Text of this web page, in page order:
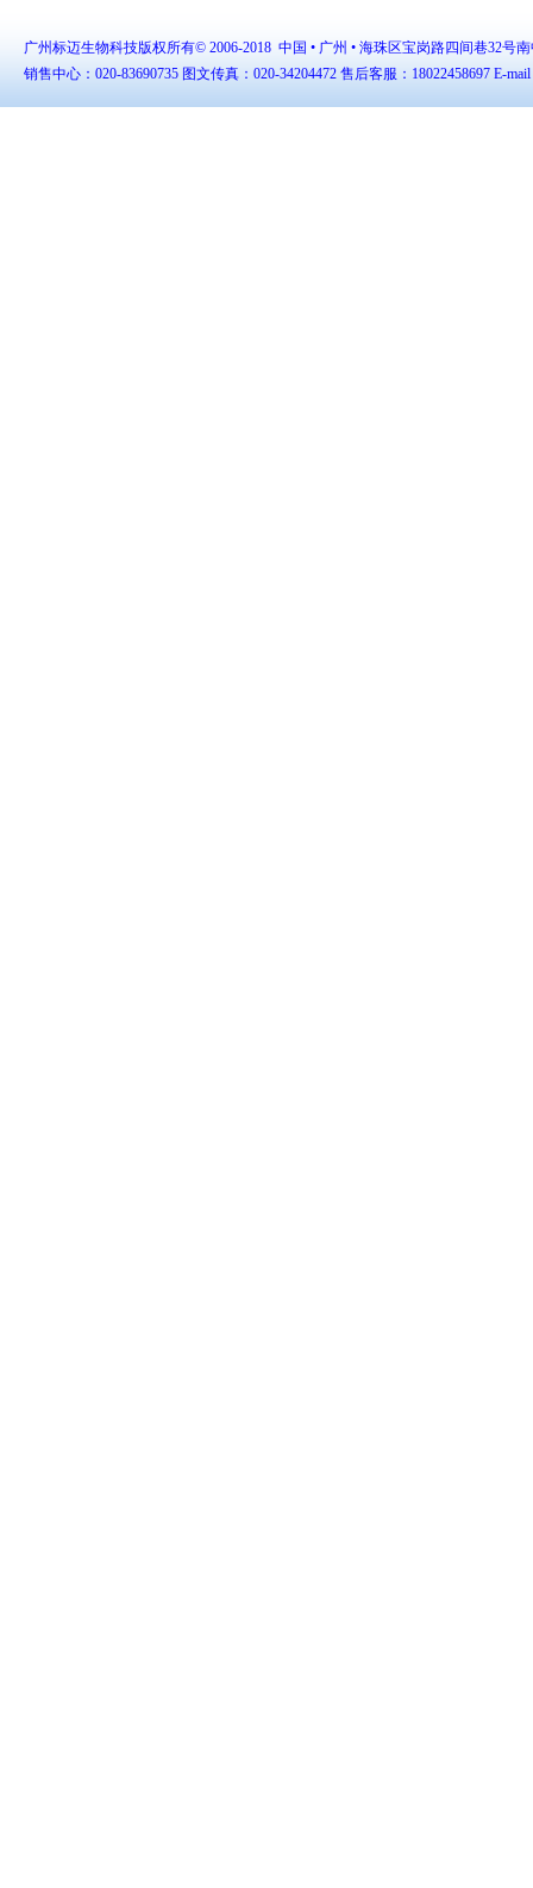
广州标迈生物科技版权所有© 2006-2018 中国 • 广州 • 海珠区宝岗路四间巷32号
销售中心：020-83690735 图文传真：020-34204472 售后客服：18022458697 E-mail